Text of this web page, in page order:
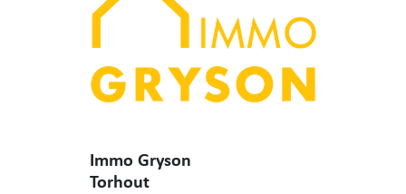
Immo Gryson
Torhout